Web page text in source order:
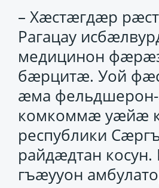
– Хӕстӕгдӕр
Рагацау
медицинон
бӕрцитӕ. Уой
ӕма
комкоммӕ уӕйӕ
республики
райдӕдтан
гъӕууон